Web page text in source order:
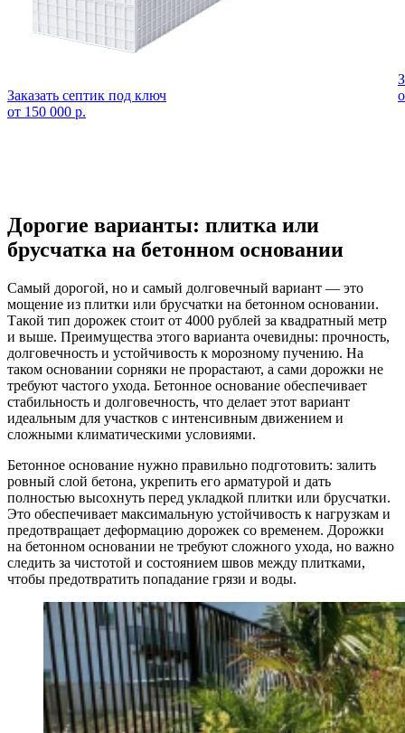
Заказать септик под ключ
от 150 000 р.
Дорогие варианты: плитка или
брусчатка на бетонном основании
Самый дорогой, но и самый долговечный вариант — это
мощение из плитки или брусчатки на бетонном основании.
Такой тип дорожек стоит от 4000 рублей за квадратный метр
и выше. Преимущества этого варианта очевидны: прочность,
долговечность и устойчивость к морозному пучению. На
таком основании сорняки не прорастают, а сами дорожки не
требуют частого ухода. Бетонное основание обеспечивает
стабильность и долговечность, что делает этот вариант
идеальным для участков с интенсивным движением и
сложными климатическими условиями.
Бетонное основание нужно правильно подготовить: залить
ровный слой бетона, укрепить его арматурой и дать
полностью высохнуть перед укладкой плитки или брусчатки.
Это обеспечивает максимальную устойчивость к нагрузкам и
предотвращает деформацию дорожек со временем. Дорожки
на бетонном основании не требуют сложного ухода, но важно
следить за чистотой и состоянием швов между плитками,
чтобы предотвратить попадание грязи и воды.